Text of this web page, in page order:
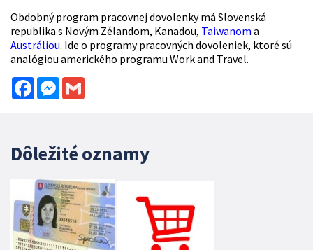
Obdobný program pracovnej dovolenky má Slovenská
republika s Novým Zélandom, Kanadou, Taiwanom a
Austráliou. Ide o programy pracovných dovoleniek, ktoré sú
analógiou amerického programu Work and Travel.
FacebookMessenger
Dôležité oznamy